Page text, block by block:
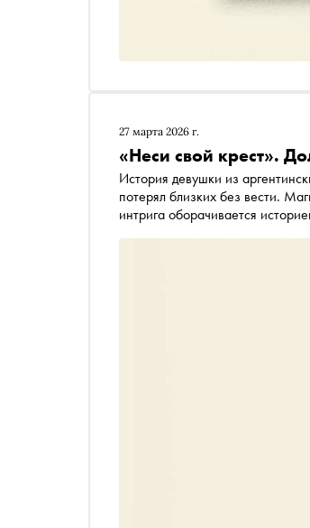
27 марта 2026 г.
«Неси свой крест».
История девушки из
потерял близких без вести.
интрига оборачивается